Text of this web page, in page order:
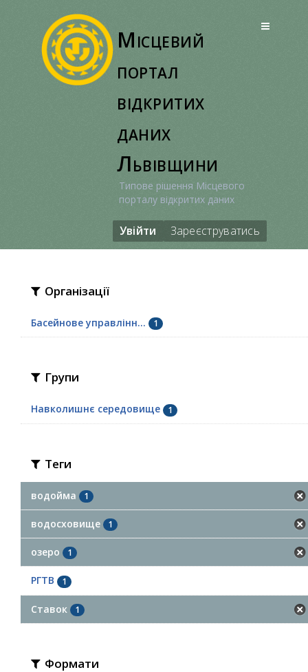
Місцевий
портал
відкритих
даних
Львівщини
Типове рішення Місцевого
порталу відкритих даних
Увійти Зареєструватись
Організації
Басейнове управлінн... 1
Групи
Навколишнє середовище 1
Теги
водойма 1
водосховище 1
озеро 1
РГТВ 1
Ставок 1
Формати